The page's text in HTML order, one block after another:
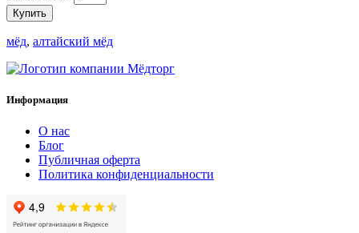
Купить
мёд, алтайский мёд
Информация
О нас
Блог
Публичная оферта
Политика конфиденциальности